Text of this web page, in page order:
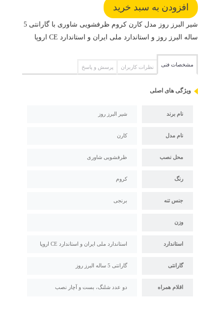
شیر البرز روز مدل کارن کروم ظرفشویی شاوری با گارانتی 5
ساله البرز روز و استاندارد ملی ایران و استاندارد CE اروپا
مشخصات فنی نظرات کاربران پرسش و پاسخ
ویژگی های اصلی
نام برند شیر البرز روز
نام مدل کارن
محل نصب ظرفشویی شاوری
رنگ کروم
جنس تنه برنجی
وزن
استاندارد استاندارد ملی ایران و استاندارد CE اروپا
گارانتی گارانتی 5 ساله البرز روز
اقلام همراه دو عدد شلنگ، بست و آچار نصب